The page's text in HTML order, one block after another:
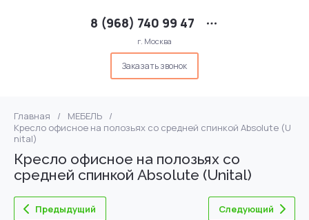
8 (968) 740 99 47
г. Москва
Заказать звонок
Главная / МЕБЕЛЬ
/
Кресло офисное на полозьях со средней спинкой Absolute (U
nital)
Кресло офисное на полозьях со
средней спинкой Absolute (Unital)
Предыдущий Следующий